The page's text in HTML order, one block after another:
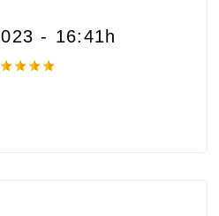
- 16:41h